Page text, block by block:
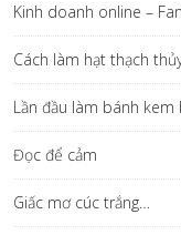
Kinh doanh online –
Cách làm hạt thạch
Lần đầu làm bánh kem
Đọc để cảm
Giấc mơ cúc trắng…